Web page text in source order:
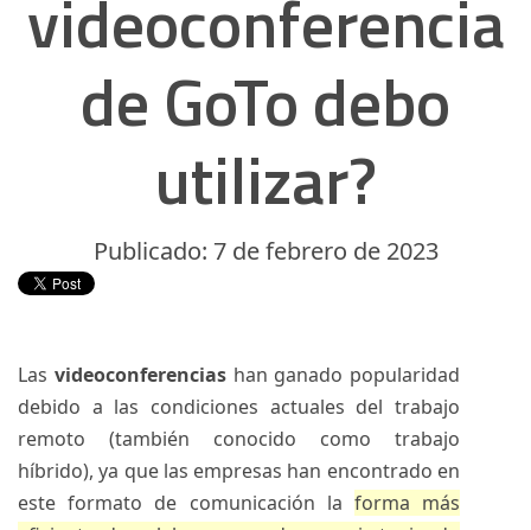
videoconferencia
de GoTo debo
utilizar?
Publicado: 7 de febrero de 2023
Las videoconferencias han ganado popularidad
debido a las condiciones actuales del trabajo
remoto (también conocido como trabajo
híbrido), ya que las empresas han encontrado en
este formato de comunicación la forma más